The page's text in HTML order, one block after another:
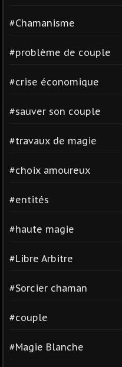
#Chamanisme
#problème de couple
#crise économique
#sauver son couple
#travaux de magie
#choix amoureux
#entités
#haute magie
#Libre Arbitre
#Sorcier chaman
#couple
#Magie Blanche